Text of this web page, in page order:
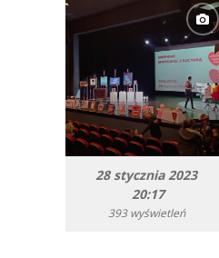
28 stycznia 2023
20:17
393 wyświetleń